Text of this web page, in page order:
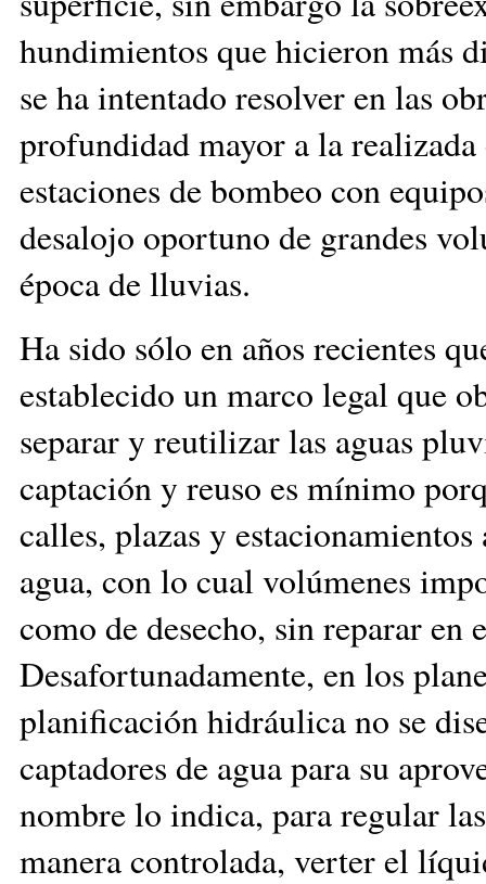
hundimientos que hicieron más
se ha intentado resolver en las
profundidad mayor a la
estaciones de bombeo con
desalojo oportuno de grandes
época de lluvias.
Ha sido sólo en años recientes
establecido un marco legal que
separar y reutilizar las aguas
captación y reuso es mínimo
calles, plazas y
agua, con lo cual volúmenes
como de desecho, sin reparar en
Desafortunadamente, en los
planificación hidráulica no se
captadores de agua para su
nombre lo indica, para regular
manera controlada, verter el